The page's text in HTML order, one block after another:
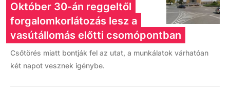
Október 30-án reggeltől
forgalomkorlátozás lesz a
vasútállomás előtti csomópontban
Csőtörés miatt bontják fel az utat, a munkálatok várhatóan
két napot vesznek igénybe.